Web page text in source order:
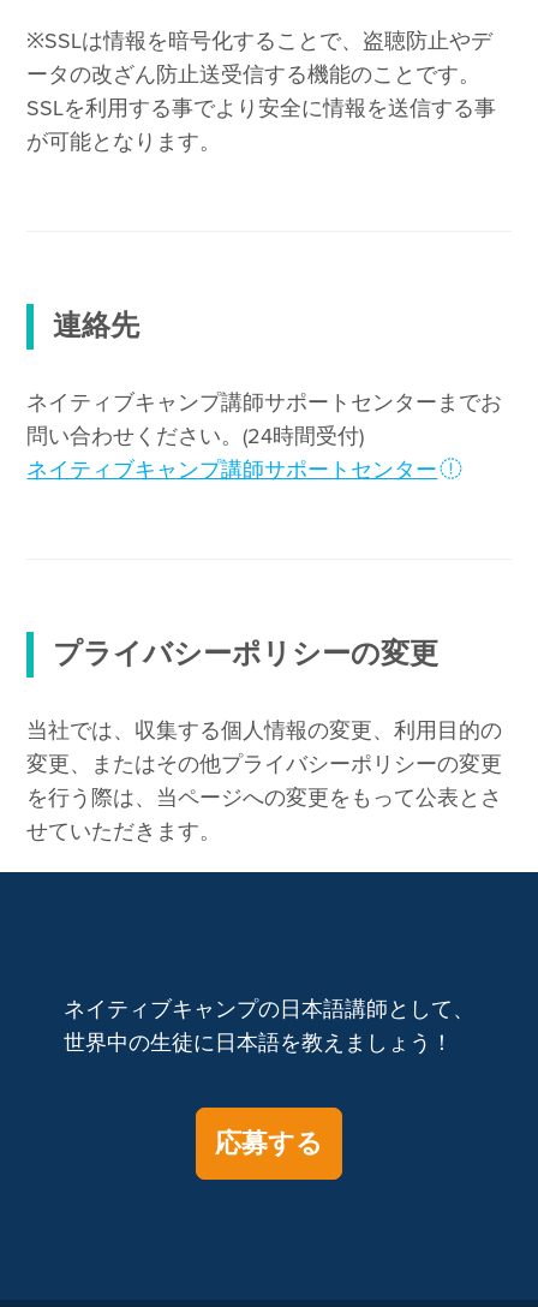
※SSLは情報を暗号化することで、盗聴防止やデ
ータの改ざん防止送受信する機能のことです。
SSLを利用する事でより安全に情報を送信する事
が可能となります。
連絡先
ネイティブキャンプ講師サポートセンターまでお
問い合わせください。(24時間受付)
ネイティブキャンプ講師サポートセンター
プライバシーポリシーの変更
当社では、収集する個人情報の変更、利用目的の
変更、またはその他プライバシーポリシーの変更
を行う際は、当ページへの変更をもって公表とさ
せていただきます。
ネイティブキャンプの日本語講師として、
世界中の生徒に日本語を教えましょう！
応募する